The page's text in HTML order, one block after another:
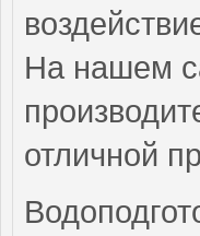
На нашем
отличной